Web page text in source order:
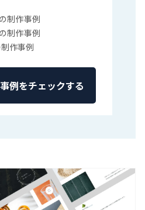
制作事例
制作事例
作事例
例をチェックする